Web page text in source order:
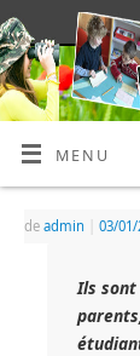
MENU
de admin 03/01/
Ils